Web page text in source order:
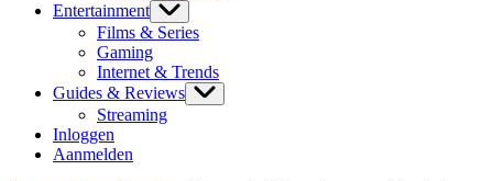
Entertainment
Films & Series
Gaming
Internet & Trends
Guides & Reviews
Streaming
Inloggen
Aanmelden